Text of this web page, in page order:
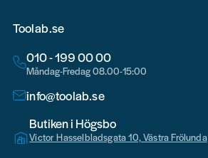
Toolab.se
010 - 199 00 00
Måndag-Fredag 08.00-15:00
info@toolab.se
Butiken i Högsbo
Victor Hasselbladsgata 10, Västra Frölunda